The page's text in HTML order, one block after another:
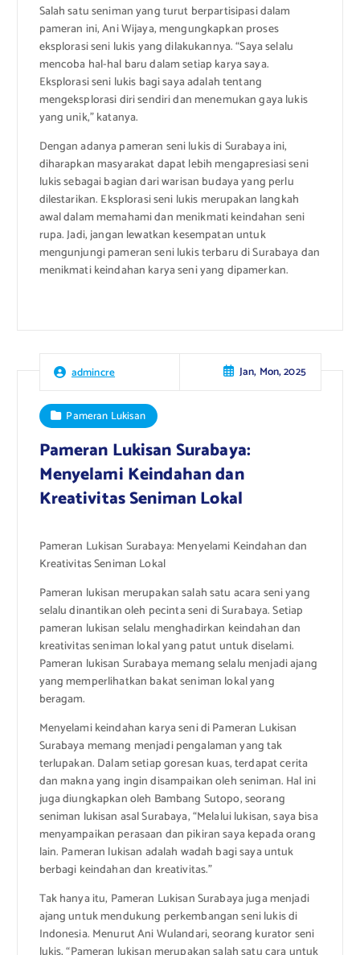
Salah satu seniman yang turut berpartisipasi dalam
pameran ini, Ani Wijaya, mengungkapkan proses
eksplorasi seni lukis yang dilakukannya. “Saya selalu
mencoba hal-hal baru dalam setiap karya saya.
Eksplorasi seni lukis bagi saya adalah tentang
mengeksplorasi diri sendiri dan menemukan gaya lukis
yang unik,” katanya.
Dengan adanya pameran seni lukis di Surabaya ini,
diharapkan masyarakat dapat lebih mengapresiasi seni
lukis sebagai bagian dari warisan budaya yang perlu
dilestarikan. Eksplorasi seni lukis merupakan langkah
awal dalam memahami dan menikmati keindahan seni
rupa. Jadi, jangan lewatkan kesempatan untuk
mengunjungi pameran seni lukis terbaru di Surabaya dan
menikmati keindahan karya seni yang dipamerkan.
admincre Jan, Mon, 2025
Pameran Lukisan
Pameran Lukisan Surabaya:
Menyelami Keindahan dan
Kreativitas Seniman Lokal
Pameran Lukisan Surabaya: Menyelami Keindahan dan
Kreativitas Seniman Lokal
Pameran lukisan merupakan salah satu acara seni yang
selalu dinantikan oleh pecinta seni di Surabaya. Setiap
pameran lukisan selalu menghadirkan keindahan dan
kreativitas seniman lokal yang patut untuk diselami.
Pameran lukisan Surabaya memang selalu menjadi ajang
yang memperlihatkan bakat seniman lokal yang
beragam.
Menyelami keindahan karya seni di Pameran Lukisan
Surabaya memang menjadi pengalaman yang tak
terlupakan. Dalam setiap goresan kuas, terdapat cerita
dan makna yang ingin disampaikan oleh seniman. Hal ini
juga diungkapkan oleh Bambang Sutopo, seorang
seniman lukisan asal Surabaya, “Melalui lukisan, saya bisa
menyampaikan perasaan dan pikiran saya kepada orang
lain. Pameran lukisan adalah wadah bagi saya untuk
berbagi keindahan dan kreativitas.”
Tak hanya itu, Pameran Lukisan Surabaya juga menjadi
ajang untuk mendukung perkembangan seni lukis di
Indonesia. Menurut Ani Wulandari, seorang kurator seni